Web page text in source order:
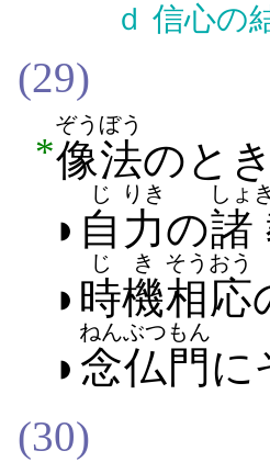
ｄ 信心の
(29)
*像法
ぞうぼう
の​と
◗ 自
じ
力
りき
の諸
しょ
◗ 時機
じき
相応
そうおう
◗ 念仏
ねんぶつ
門
もん
に​
(30)